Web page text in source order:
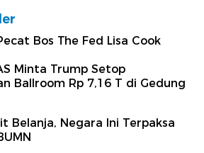
Bos The Fed Lisa Cook
Minta Trump Setop
Ballroom Rp 7,16 T di Gedung
Belanja, Negara Ini Terpaksa